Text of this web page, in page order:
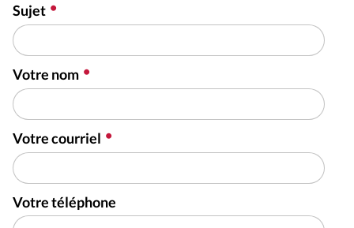
Sujet
Votre nom
Votre courriel
Votre téléphone